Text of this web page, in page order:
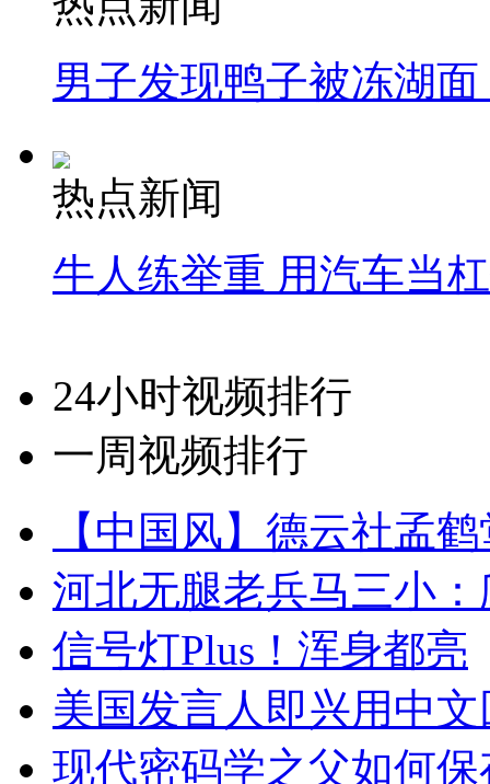
男子发现鸭子被冻湖
热点新闻
牛人练举重 用汽车当
24小时视频排行
一周视频排行
【中国风】德云社孟
河北无腿老兵马三小
信号灯Plus！浑身都亮
美国发言人即兴用中
现代密码学之父如何